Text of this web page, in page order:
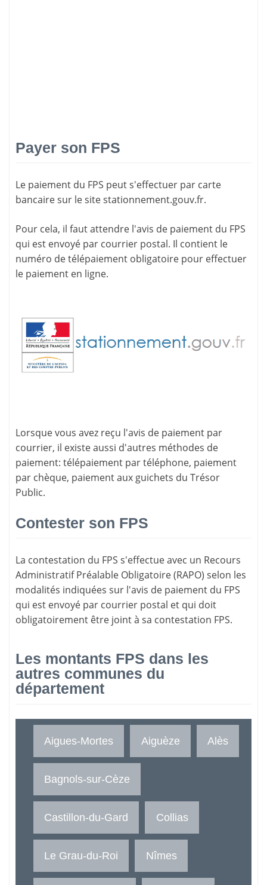
Payer son FPS
Le paiement du FPS peut s'effectuer par carte
bancaire sur le sitestationnement.gouv.fr.
Pour cela, il faut attendre l'avis de paiement du FPS
qui est envoyé par courrier postal. Il contient le
numéro de télépaiement obligatoire pour effectuer
le paiement en ligne.
Lorsque vous avez reçu l'avis de paiement par
courrier, il existe aussi d'autres méthodes de
paiement: télépaiement par téléphone, paiement
par chèque, paiement aux guichets du Trésor
Public.
Contester son FPS
La contestation du FPS s'effectue avec un Recours
Administratif Préalable Obligatoire (RAPO) selon les
modalités indiquées sur l'avis de paiement du FPS
qui est envoyé par courrier postal et qui doit
obligatoirement être joint à sa contestation FPS.
Les montants FPS dans les
autres communes du
département
Aigues-Mortes Aiguèze Alès
Bagnols-sur-Cèze
Castillon-du-Gard Collias
Le Grau-du-Roi Nîmes